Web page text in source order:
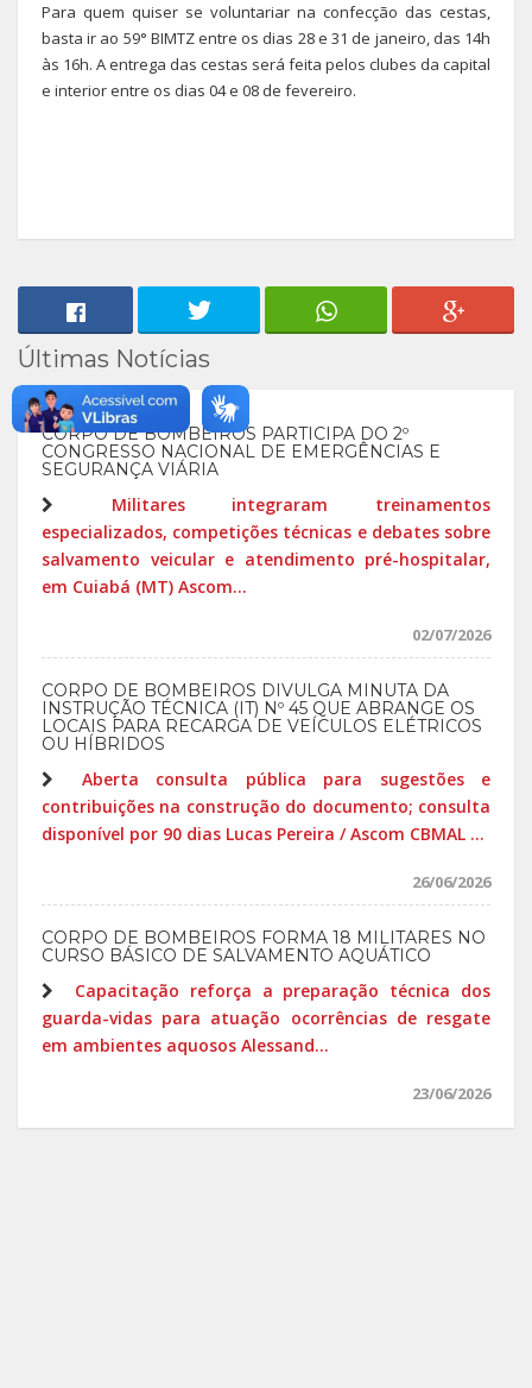
Para quem quiser se voluntariar na confecção das cestas,
basta ir ao 59° BIMTZ entre os dias 28 e 31 de janeiro, das 14h
às 16h. A entrega das cestas será feita pelos clubes da capital
e interior entre os dias 04 e 08 de fevereiro.
Últimas Notícias
CORPO DE BOMBEIROS PARTICIPA DO 2º
CONGRESSO NACIONAL DE EMERGÊNCIAS E
SEGURANÇA VIÁRIA
Militares integraram treinamentos
especializados, competições técnicas e debates sobre
salvamento veicular e atendimento pré-hospitalar,
em Cuiabá (MT) Ascom...
02/07/2026
CORPO DE BOMBEIROS DIVULGA MINUTA DA
INSTRUÇÃO TÉCNICA (IT) Nº 45 QUE ABRANGE OS
LOCAIS PARA RECARGA DE VEÍCULOS ELÉTRICOS
OU HÍBRIDOS
Aberta consulta pública para sugestões e
contribuições na construção do documento; consulta
disponível por 90 dias Lucas Pereira / Ascom CBMAL ...
26/06/2026
CORPO DE BOMBEIROS FORMA 18 MILITARES NO
CURSO BÁSICO DE SALVAMENTO AQUÁTICO
Capacitação reforça a preparação técnica dos
guarda-vidas para atuação ocorrências de resgate
em ambientes aquosos Alessand...
23/06/2026